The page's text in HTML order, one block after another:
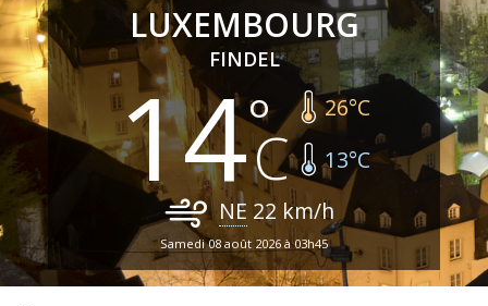
LUXEMBOURG
FINDEL
14 26°C
13°C
NE 22 km/h
Samedi 08 août 2026 à 03h45